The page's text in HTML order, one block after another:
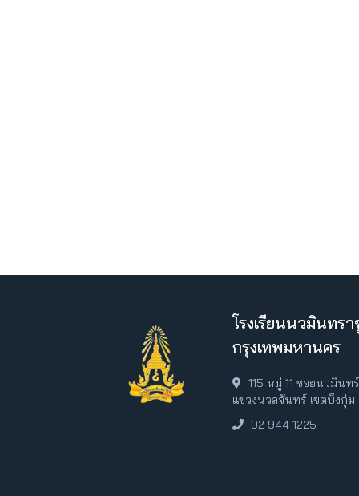
โรงเรียนนวมินทร
กรุงเทพมหานคร
115 หมู่ 11 ซอยนวมิน
แขวงนวลจันทร์ เขตบึงกุ่
02 944 1225